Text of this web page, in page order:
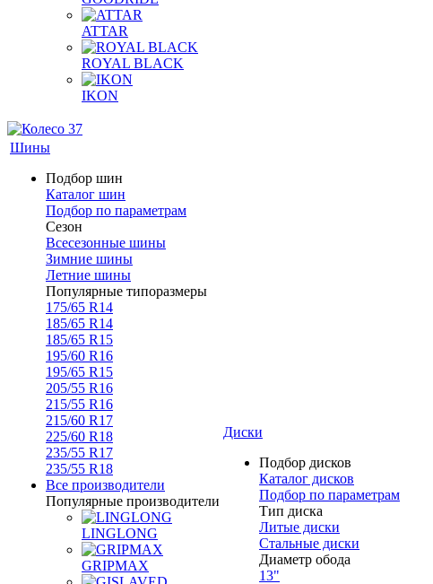
ATTAR
ROYAL BLACK
IKON
Шины
Подбор шин
Каталог шин
Подбор по параметрам
Сезон
Всесезонные шины
Зимние шины
Летние шины
Популярные типоразмеры
175/65 R14
185/65 R14
185/65 R15
195/60 R16
195/65 R15
205/55 R16
215/55 R16
215/60 R17
225/60 R18
235/55 R17
235/55 R18
Все производители
Популярные производители
LINGLONG
GRIPMAX
Диски
Подбор дисков
Каталог дисков
Подбор по параметрам
Тип диска
Литые диски
Стальные диски
Диаметр обода
13"